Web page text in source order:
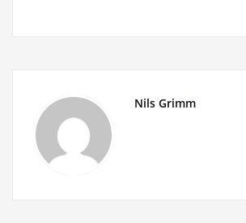
Nils Grimm